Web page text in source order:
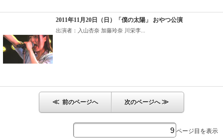
2011年11月20日（日）「僕の太陽」 おやつ公演
出演者：入山杏奈 加藤玲奈 川栄李...
≪ 前のページへ 次のページへ≫
ページ目を表示